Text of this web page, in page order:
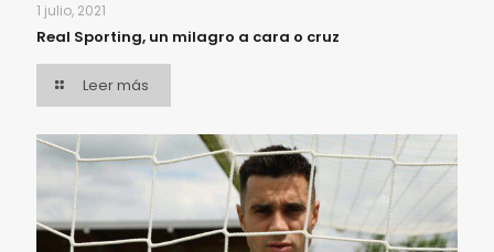
1 julio, 2021
Real Sporting, un milagro a cara o cruz
Leer más